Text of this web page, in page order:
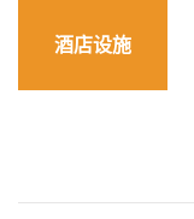
酒店设施